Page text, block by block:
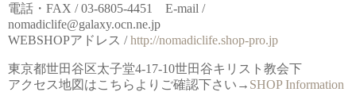
電話・FAX / 03-6805-4451 E-mail /
nomadiclife@galaxy.ocn.ne.jp
WEBSHOPアドレス /http://nomadiclife.shop-pro.jp
東京都世田谷区太子堂4-17-10世田谷キリスト教会下
アクセス地図はこちらよりご確認下さい→ SHOP Information